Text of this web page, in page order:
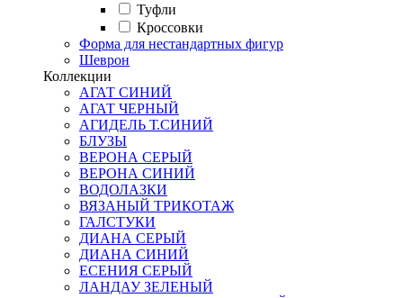
Туфли
Кроссовки
Форма для нестандартных фигур
Шеврон
Коллекции
АГАТ СИНИЙ
АГАТ ЧЕРНЫЙ
АГИДЕЛЬ Т.СИНИЙ
БЛУЗЫ
ВЕРОНА СЕРЫЙ
ВЕРОНА СИНИЙ
ВОДОЛАЗКИ
ВЯЗАНЫЙ ТРИКОТАЖ
ГАЛСТУКИ
ДИАНА СЕРЫЙ
ДИАНА СИНИЙ
ЕСЕНИЯ СЕРЫЙ
ЛАНДАУ ЗЕЛЕНЫЙ